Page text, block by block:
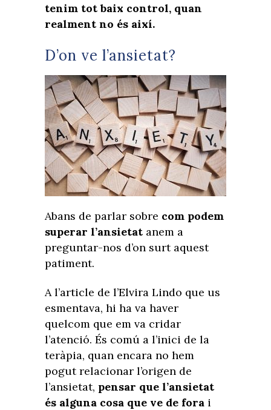
tenim tot baix control, quan
realment no és així.
D’on ve l’ansietat?
Abans de parlar sobre com podem
superar l’ansietat anem a
preguntar-nos d’on surt aquest
patiment.
A l’article de l’Elvira Lindo que us
esmentava, hi ha va haver
quelcom que em va cridar
l’atenció. És comú a l’inici de la
teràpia, quan encara no hem
pogut relacionar l’origen de
l’ansietat, pensar que l’ansietat
és alguna cosa que ve de fora i